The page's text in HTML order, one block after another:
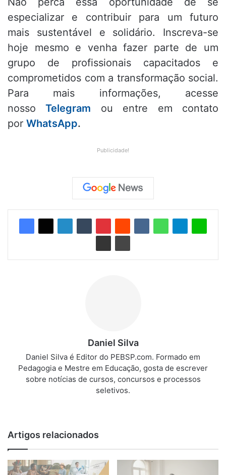
especializar e contribuir para um futuro
mais sustentável e solidário. Inscreva-se
hoje mesmo e venha fazer parte de um
grupo de profissionais capacitados e
comprometidos com a transformação social.
Para mais informações, acesse
nossoTelegram ou entre em contato
por WhatsApp.
Publicidade!
Daniel Silva
Daniel Silva é Editor do PEBSP.com. Formado em
Pedagogia e Mestre em Educação, gosta de escrever
sobre notícias de cursos, concursos e processos
seletivos.
Artigos relacionados